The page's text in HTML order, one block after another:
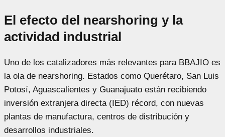
El efecto del nearshoring y la
actividad industrial
Uno de los catalizadores más relevantes para BBAJIO es
la ola de nearshoring. Estados como Querétaro, San Luis
Potosí, Aguascalientes y Guanajuato están recibiendo
inversión extranjera directa (IED) récord, con nuevas
plantas de manufactura, centros de distribución y
desarrollos industriales.